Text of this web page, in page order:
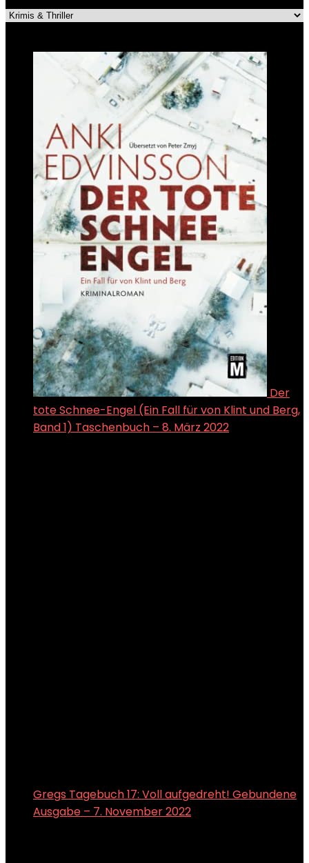
Der
tote Schnee-Engel (Ein Fall für von Klint und Berg,
Band 1) Taschenbuch – 8. März 2022
Gregs Tagebuch 17: Voll aufgedreht! Gebundene
Ausgabe – 7. November 2022